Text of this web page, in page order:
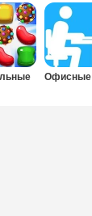
Офисные